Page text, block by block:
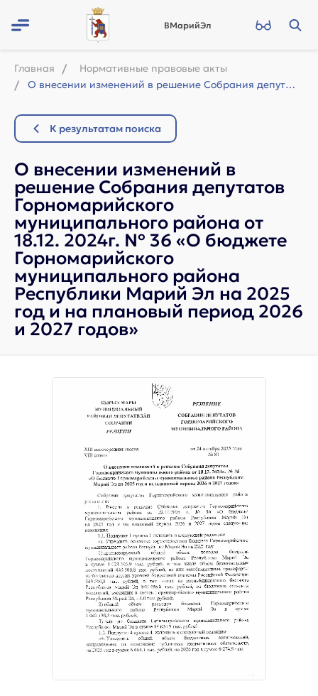
ВМарийЭл
Главная
Нормативные правовые акты
О внесении изменений в решение Собрания депутатов Горномарийского муниципального...
К результатам поиска
О внесении изменений в
решение Собрания депутатов
Горномарийского
муниципального района от
18.12. 2024г. № 36 «О бюджете
Горномарийского
муниципального района
Республики Марий Эл на 2025
год и на плановый период 2026
и 2027 годов»